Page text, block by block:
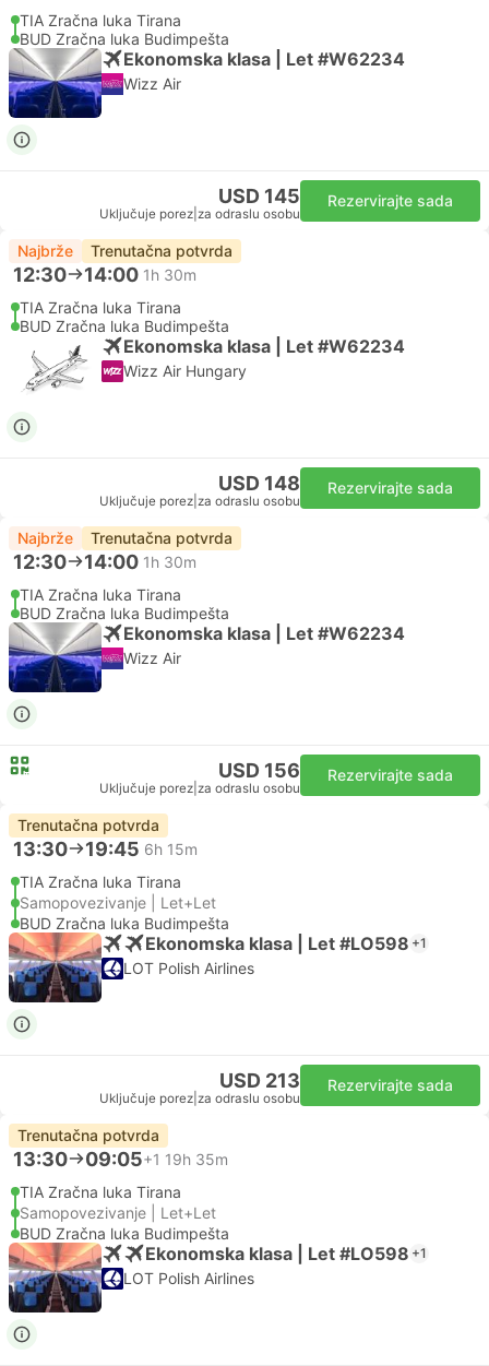
TIA Zračna luka Tirana
BUD Zračna luka Budimpešta
Ekonomska klasa | Let #W62234
Wizz Air
USD 145
Uključuje porez za odraslu osobu
Rezervirajte sada
Najbrže Trenutačna potvrda
12:30 14:00 1h 30m
TIA Zračna luka Tirana
BUD Zračna luka Budimpešta
Ekonomska klasa | Let #W62234
Wizz Air Hungary
USD 148
Uključuje porez za odraslu osobu
Rezervirajte sada
Najbrže Trenutačna potvrda
12:30 14:00 1h 30m
TIA Zračna luka Tirana
BUD Zračna luka Budimpešta
Ekonomska klasa | Let #W62234
Wizz Air
USD 156
Uključuje porez za odraslu osobu
Rezervirajte sada
Trenutačna potvrda
13:30 19:45 6h 15m
TIA Zračna luka Tirana
Samopovezivanje | Let+Let
BUD Zračna luka Budimpešta
Ekonomska klasa | Let #LO598 +1
LOT Polish Airlines
USD 213
Uključuje porez za odraslu osobu
Rezervirajte sada
Trenutačna potvrda
13:30 09:05+1 19h 35m
TIA Zračna luka Tirana
Samopovezivanje | Let+Let
BUD Zračna luka Budimpešta
Ekonomska klasa | Let #LO598 +1
LOT Polish Airlines